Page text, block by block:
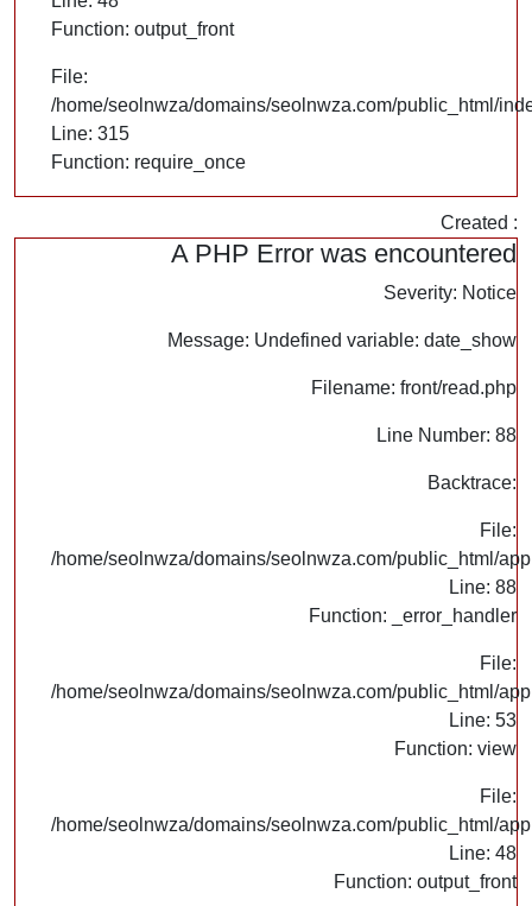
Function: output_front
File:
/home/seolnwza/domains/seolnwza.com/public_html/
Line: 315
Function: require_once
Created :
A PHP Error was encountered
Severity: Notice
Message: Undefined variable: date_show
Filename: front/read.php
Line Number: 88
Backtrace:
File:
/home/seolnwza/domains/seolnwza.com/public_html/
Line: 88
Function: _error_handler
File:
/home/seolnwza/domains/seolnwza.com/public_html/
Line: 53
Function: view
File:
/home/seolnwza/domains/seolnwza.com/public_html/
Line: 48
Function: output_front